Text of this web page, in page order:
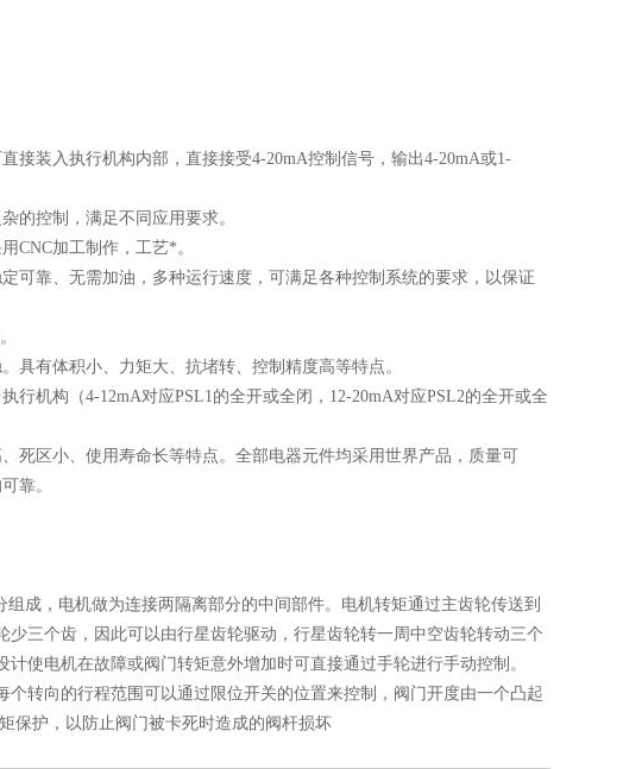
接装入执行机构内部，直接接受4-20mA控制信号，输出4-20mA或1-
的控制，满足不同应用要求。
CNC加工制作，工艺*。
可靠、无需加油，多种运行速度，可满足各种控制系统的要求，以保证
具有体积小、力矩大、抗堵转、控制精度高等特点。
机构（4-12mA对应PSL1的全开或全闭，12-20mA对应PSL2的全开或全
死区小、使用寿命长等特点。全部电器元件均采用世界产品，质量可
靠。
成，电机做为连接两隔离部分的中间部件。电机转矩通过主齿轮传送到
三个齿，因此可以由行星齿轮驱动，行星齿轮转一周中空齿轮转动三个
使电机在故障或阀门转矩意外增加时可直接通过手轮进行手动控制。
转向的行程范围可以通过限位开关的位置来控制，阀门开度由一个凸起
保护，以防止阀门被卡死时造成的阀杆损坏